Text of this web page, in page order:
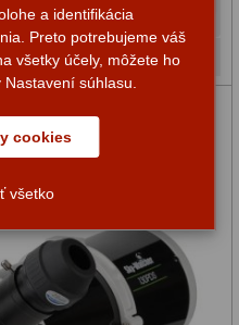
a identifikácia
Preto potrebujeme váš
všetky účely, môžete ho
súhlasu.
cookies
všetko